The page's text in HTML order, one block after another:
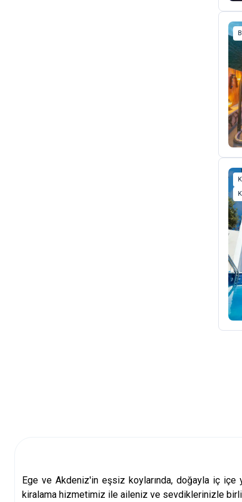
Ege ve Akdeniz'in eşsiz koylarında, doğayla iç içe
kiralama hizmetimiz ile aileniz ve sevdiklerinizle